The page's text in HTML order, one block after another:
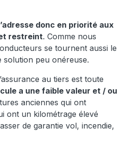
donc en priorité aux
restreint. Comme nous
se tournent aussi le
peu onéreuse.
au tiers est toute
a une faible valeur et / ou
anciennes qui ont
ont un kilométrage élevé
de garantie vol, incendie,